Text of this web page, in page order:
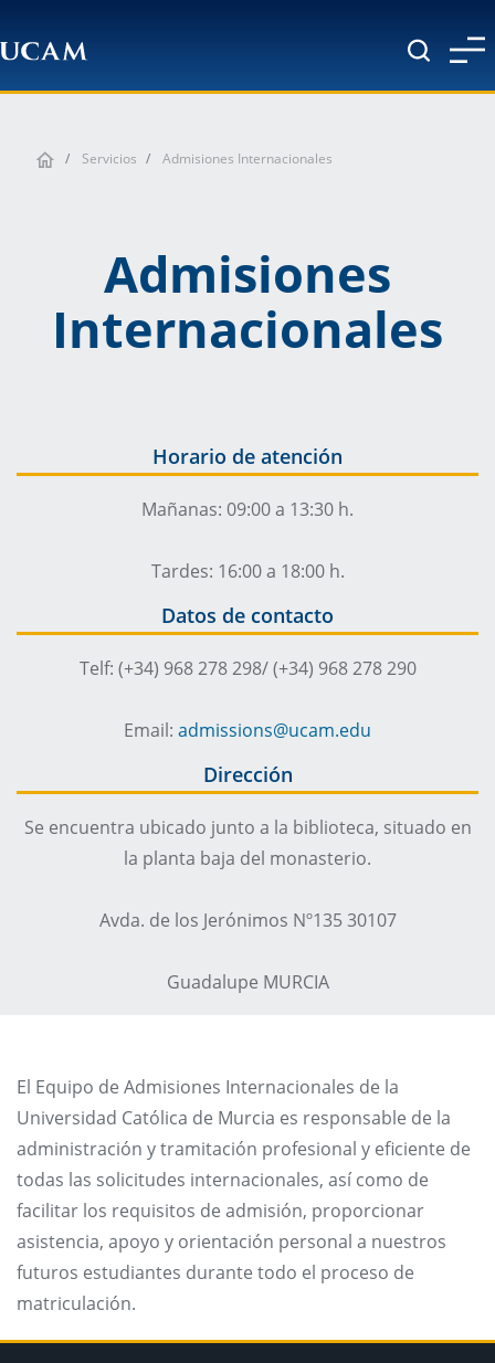
Servicios Admisiones Internacionales
Admisiones
Internacionales
Horario de atención
Mañanas: 09:00 a 13:30 h.
Tardes: 16:00 a 18:00 h.
Datos de contacto
Telf: (+34) 968 278 298/ (+34) 968 278 290
Email: admissions@ucam.edu
Dirección
Se encuentra ubicado junto a la biblioteca, situado en
la planta baja del monasterio.
Avda. de los Jerónimos Nº135 30107
Guadalupe MURCIA
El Equipo de Admisiones Internacionales de la
Universidad Católica de Murcia es responsable de la
administración y tramitación profesional y eficiente de
todas las solicitudes internacionales, así como de
facilitar los requisitos de admisión, proporcionar
asistencia, apoyo y orientación personal a nuestros
futuros estudiantes durante todo el proceso de
matriculación.